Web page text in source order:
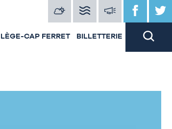
CAP FERRET BILLETTERIE